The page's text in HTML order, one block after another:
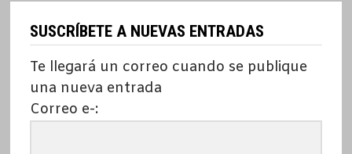
SUSCRÍBETE A NUEVAS ENTRADAS
Te llegará un correo cuando se publique
una nueva entrada
Correo e-: